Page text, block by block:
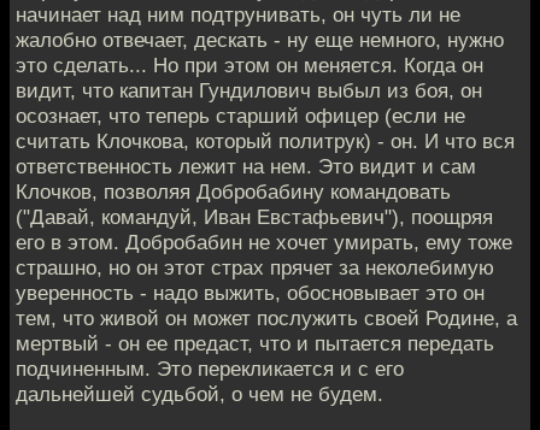
начинает над ним подтрунивать, он чуть ли не
жалобно отвечает, дескать - ну еще немного, нужно
это сделать... Но при этом он меняется. Когда он
видит, что капитан Гундилович выбыл из боя, он
осознает, что теперь старший офицер (если не
считать Клочкова, который политрук) - он. И что вся
ответственность лежит на нем. Это видит и сам
Клочков, позволяя Добробабину командовать
("Давай, командуй, Иван Евстафьевич"), поощряя
его в этом. Добробабин не хочет умирать, ему тоже
страшно, но он этот страх прячет за неколебимую
уверенность - надо выжить, обосновывает это он
тем, что живой он может послужить своей Родине, а
мертвый - он ее предаст, что и пытается передать
подчиненным. Это перекликается и с его
дальнейшей судьбой, о чем не будем.